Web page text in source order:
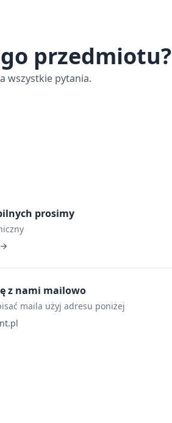
przedmiotu?
wszystkie pytania.
prosimy
z nami mailowo
maila użyj adresu poniżej